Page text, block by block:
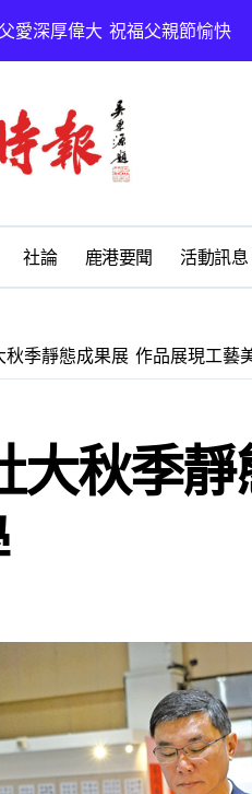
港地藏王廟 拔薦消災祈福會
鹿江詩書畫學會「藝啟同游」聯
校停課孩子放暑假 慎防感染
鹿港義消黃郁珊守護鄉親生命
興鄉公所表揚模範父親 彰顯為
社論 鹿港要聞 活動訊息
秋季靜態成果展 作品展現工藝
大秋季